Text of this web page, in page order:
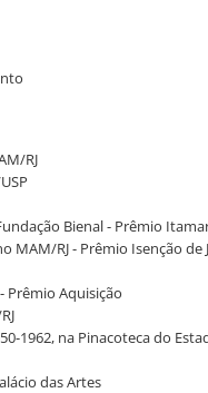
RJ
Bienal - Prêmio
MAM/RJ - Prêmio Isenção de
Prêmio Aquisição
1962, na Pinacoteca do
das Artes